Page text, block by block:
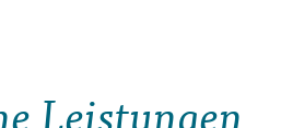
Leistungen